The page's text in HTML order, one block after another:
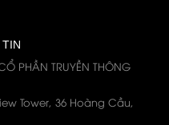
PHẦN TRUYỀN THÔNG
Tower, 36 Hoàng Cầu,